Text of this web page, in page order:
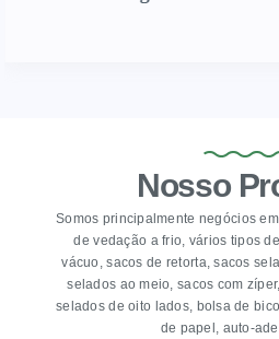
Nosso
Somos principalmente negócios
de vedação a frio, vários tipos
vácuo, sacos de retorta, sacos
selados ao meio, sacos com
selados de oito lados, bolsa de
de papel, auto-